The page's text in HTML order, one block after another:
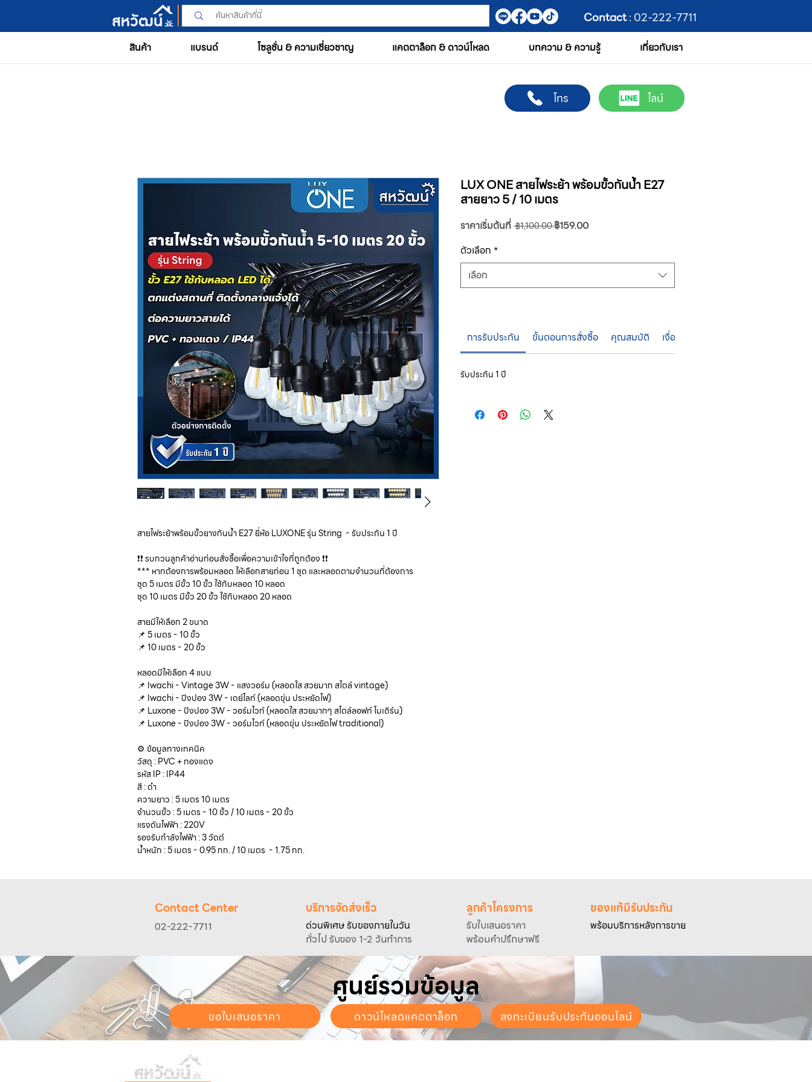
Contact: 02-222-7711
สินค้า แบรนด์ โซลูชั่น & ความเชี่ยวชาญ แคตตาล็อก & ดาวน์โหลด บทความ & ความรู้ เกี่ยวกับเรา
สายไฟระย้าพร้อมขั้วยางกันน้ำ E27 ยี่ห้อ LUXONE รุ่น String - รับประกัน 1 ปี
❗❗ รบกวนลูกค้าอ่านก่อนสั่งซื้อเพื่อความเข้าใจที่ถูกต้อง ❗❗
*** หากต้องการพร้อมหลอด ให้เลือกสายก่อน 1 ชุด และหลอดตามจำนวนที่ต้องการ
ชุด 5 เมตร มีขั้ว 10 ขั้ว ใช้กับหลอด 10 หลอด
ชุด 10 เมตร มีขั้ว 20 ขั้ว ใช้กับหลอด 20 หลอด
สายมีให้เลือก 2 ขนาด
📌 5 เมตร - 10 ขั้ว
📌 10 เมตร - 20 ขั้ว
หลอดมีให้เลือก 4 แบบ
📌 Iwachi - Vintage 3W - แสงวอร์ม (หลอดใส สวยมาก สไตล์ vintage)
📌 Iwachi - ปิงปอง 3W - เดย์ไลท์ (หลอดขุ่น ประหยัดไฟ)
📌 Luxone - ปิงปอง 3W - วอร์มไวท์ (หลอดใส สวยมากๆ สไตล์ลอฟท์ โมเดิร์น)
📌 Luxone - ปิงปอง 3W - วอร์มไวท์ (หลอดขุ่น ประหยัดไฟ traditional)
⚙ ข้อมูลทางเทคนิค
วัสดุ : PVC + ทองแดง
รหัส IP : IP44
สี : ดำ
ความยาว : 5 เมตร 10 เมตร
จำนวนขั้ว : 5 เมตร - 10 ขั้ว / 10 เมตร - 20 ขั้ว
แรงดันไฟฟ้า : 220V
รองรับกำลังไฟฟ้า : 3 วัตต์
น้ำหนัก : 5 เมตร - 0.95 กก. / 10 เมตร - 1.75 กก.
LUX ONE สายไฟระย้า พร้อมขั้วกันน้ำ E27
สายยาว 5 / 10 เมตร
ราคาเริ่มต้นที่ ฿1,100.00 ราคา
฿159.00ราคา
ตัวเลือก *
เลือก
การรับประกัน ขั้นตอนการสั่งซื้อ คุณสมบัติ เงื่อนไขการรับประกัน
รับประกัน 1 ปี
โทร ไลน์
Contact Center
02-222-7711
บริการจัดส่งเร็ว
ด่วนพิเศษ รับของภายในวัน
ทั่วไป รับของ 1-2 วันทำการ
ลูกค้าโครงการ
รับใบเสนอราคา
พร้อมคำปรึกษาฟรี
ของแท้มีรับประกัน
พร้อมบริการหลังการขาย
ศูนย์รวมข้อมูล
ขอใบเสนอราคา ดาวน์โหลดแคตตาล็อก ลงทะเบียนรับประกันออนไลน์